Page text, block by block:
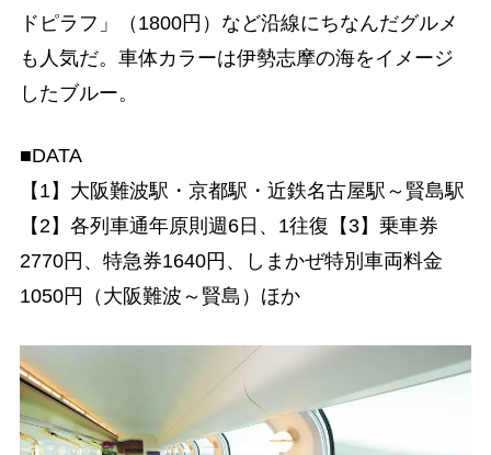
ドピラフ」（1800円）など沿線にちなんだグルメ
も人気だ。車体カラーは伊勢志摩の海をイメージ
したブルー。
■DATA
【1】大阪難波駅・京都駅・近鉄名古屋駅～賢島駅
【2】各列車通年原則週6日、1往復【3】乗車券
2770円、特急券1640円、しまかぜ特別車両料金
1050円（大阪難波～賢島）ほか